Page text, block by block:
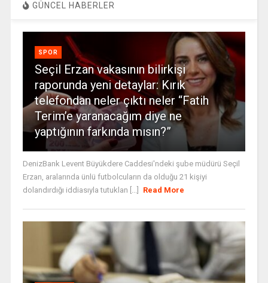
GÜNCEL HABERLER
SPOR
Seçil Erzan vakasının bilirkişi
raporunda yeni detaylar: Kırık
telefondan neler çıktı neler “Fatih
Terim’e yaranacağım diye ne
yaptığının farkında mısın?”
DenizBank Levent Büyükdere Caddesi'ndeki şube müdürü Seçil
Erzan, aralarında ünlü futbolcuların da olduğu 21 kişiyi
dolandırdığı iddiasıyla tutuklan [...]
Read More